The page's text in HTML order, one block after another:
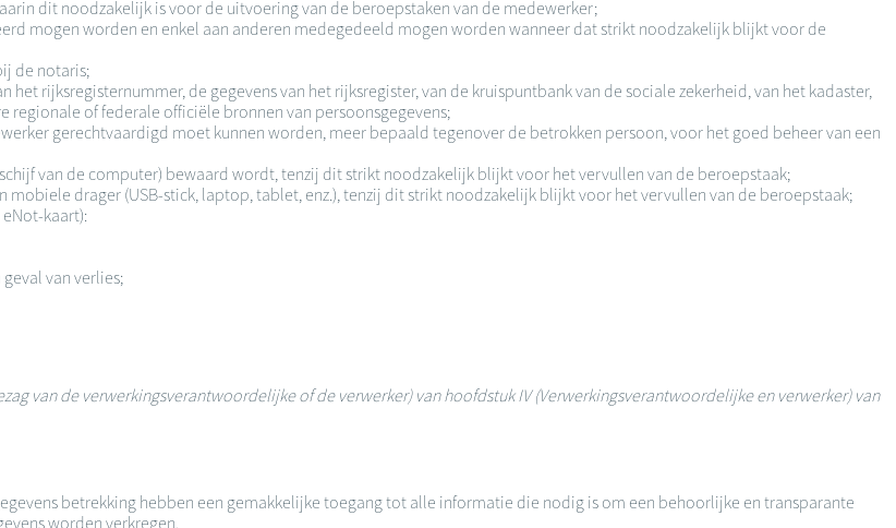
dit noodzakelijk is voor de uitvoering van de beroepstaken van de medewerker;
mogen worden en enkel aan anderen medegedeeld mogen worden wanneer dat strikt noodzakelijk blijkt voor de
de notaris;
rijksregisternummer, de gegevens van het rijksregister, van de kruispuntbank van de sociale zekerheid, van het kadaster,
of federale officiële bronnen van persoonsgegevens;
gerechtvaardigd moet kunnen worden, meer bepaald tegenover de betrokken persoon, voor het goed beheer van een
van de computer) bewaard wordt, tenzij dit strikt noodzakelijk blijkt voor het vervullen van de beroepstaak;
drager (USB-stick, laptop, tablet, enz.), tenzij dit strikt noodzakelijk blijkt voor het vervullen van de beroepstaak;
kaart):
van verlies;
van de verwerkingsverantwoordelijke of de verwerker) van hoofdstuk IV (Verwerkingsverantwoordelijke en verwerker) van
betrekking hebben een gemakkelijke toegang tot alle informatie die nodig is om een behoorlijke en transparante
worden verkregen.